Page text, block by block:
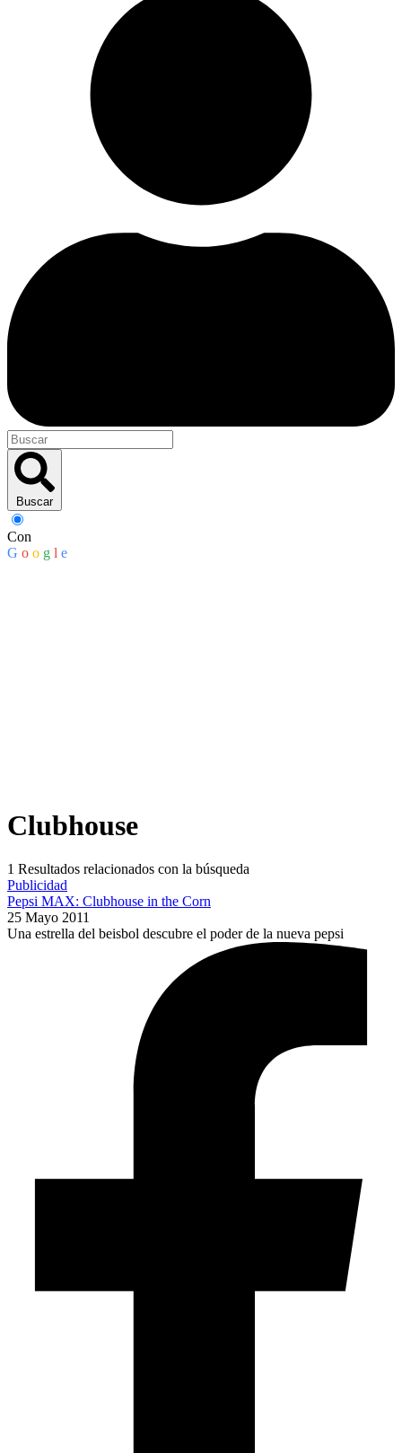
Buscar
Con
G o o g l e
Clubhouse
1 Resultados relacionados con la búsqueda
Publicidad
Pepsi MAX: Clubhouse in the Corn
25 Mayo 2011
Una estrella del beisbol descubre el poder de la nueva pepsi